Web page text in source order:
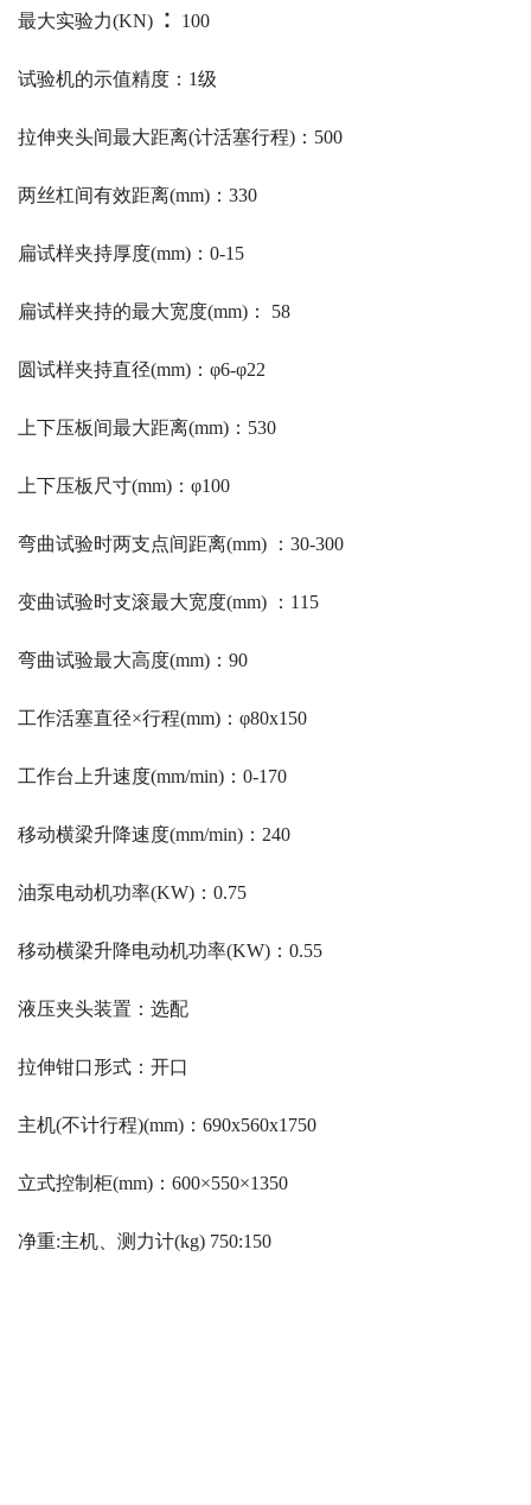
最大实验力(KN) ： 100
试验机的示值精度：1级
拉伸夹头间最大距离(计活塞行程)：500
两丝杠间有效距离(mm)：330
扁试样夹持厚度(mm)：0-15
扁试样夹持的最大宽度(mm)： 58
圆试样夹持直径(mm)：φ6-φ22
上下压板间最大距离(mm)：530
上下压板尺寸(mm)：φ100
弯曲试验时两支点间距离(mm) ：30-300
变曲试验时支滚最大宽度(mm) ：115
弯曲试验最大高度(mm)：90
工作活塞直径×行程(mm)：φ80x150
工作台上升速度(mm/min)：0-170
移动横梁升降速度(mm/min)：240
油泵电动机功率(KW)：0.75
移动横梁升降电动机功率(KW)：0.55
液压夹头装置：选配
拉伸钳口形式：开口
主机(不计行程)(mm)：690x560x1750
立式控制柜(mm)：600×550×1350
净重:主机、测力计(kg) 750:150